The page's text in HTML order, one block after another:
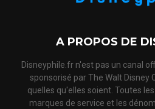
A PROPOS DE
Disneyphile.fr n'est pas un canal
sponsorisé par The Walt Disney
quelles qu'elles soient. Toutes
marques de service et les